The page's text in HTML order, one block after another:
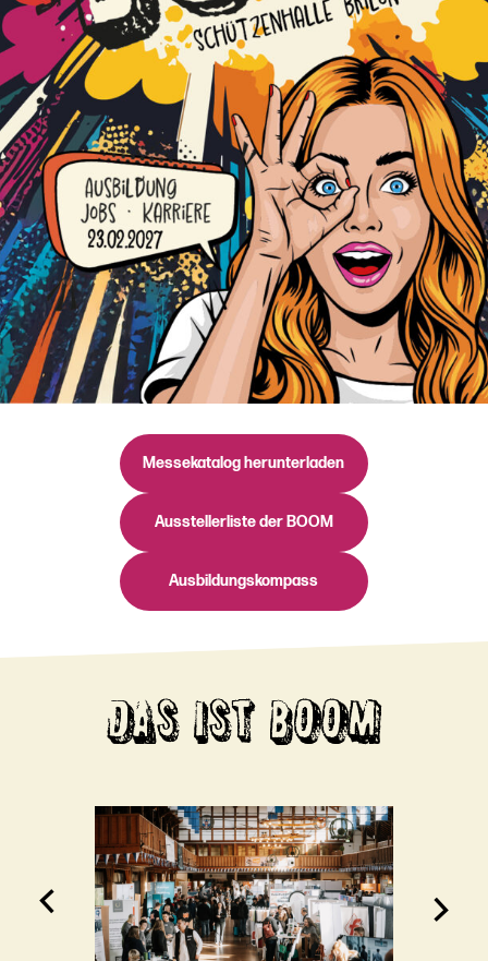
Messekatalog herunterladen
Ausstellerliste der BOOM
Ausbildungskompass
DAS IST BOOM